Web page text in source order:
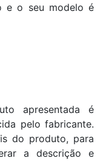
e o seu modelo é
apresentada é
pelo fabricante.
do produto, para
a descrição e